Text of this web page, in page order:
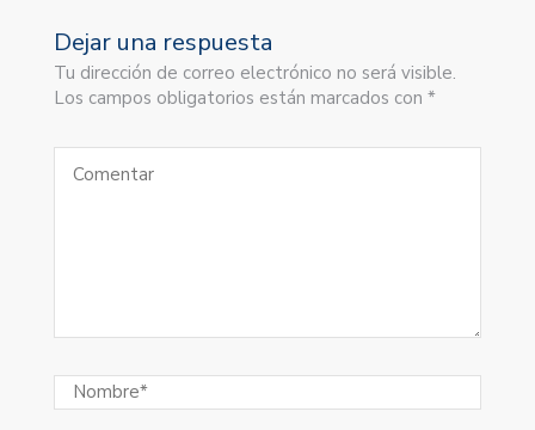
Dejar una respuesta
Tu dirección de correo electrónico no será visible.
Los campos obligatorios están marcados con *